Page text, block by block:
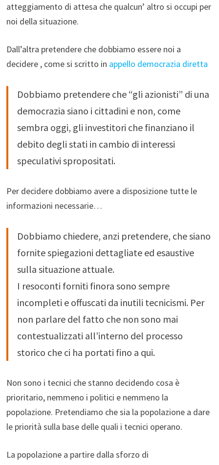
atteggiamento di attesa che qualcun’ altro si occupi per
noi della situazione.
Dall’altra pretendere che dobbiamo essere noi a
decidere , come si scritto in appello democrazia diretta
Dobbiamo pretendere che “gli azionisti” di una
democrazia siano i cittadini e non, come
sembra oggi, gli investitori che finanziano il
debito degli stati in cambio di interessi
speculativi spropositati.
Per decidere dobbiamo avere a disposizione tutte le
informazioni necessarie…
Dobbiamo chiedere, anzi pretendere, che siano
fornite spiegazioni dettagliate ed esaustive
sulla situazione attuale.
I resoconti forniti finora sono sempre
incompleti e offuscati da inutili tecnicismi. Per
non parlare del fatto che non sono mai
contestualizzati all’interno del processo
storico che ci ha portati fino a qui.
Non sono i tecnici che stanno decidendo cosa è
prioritario, nemmeno i politici e nemmeno la
popolazione. Pretendiamo che sia la popolazione a dare
le priorità sulla base delle quali i tecnici operano.
La popolazione a partire dalla sforzo di